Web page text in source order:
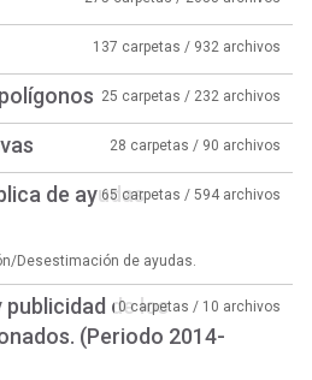
137 carpetas / 932 archivos
25 carpetas / 232 archivos
28 carpetas / 90 archivos
de ayudas65 carpetas / 594 archivos
Desestimación de ayudas.
de los
(Periodo 2014-
0 carpetas / 10 archivos